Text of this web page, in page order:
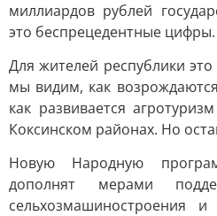
миллиардов рублей
это беспрецедентные цифры.
Для жителей республики
мы видим, как
как развивается
Коксинском районах. Но
Новую Народную
дополнят мерами
сельхозмашиностроения и